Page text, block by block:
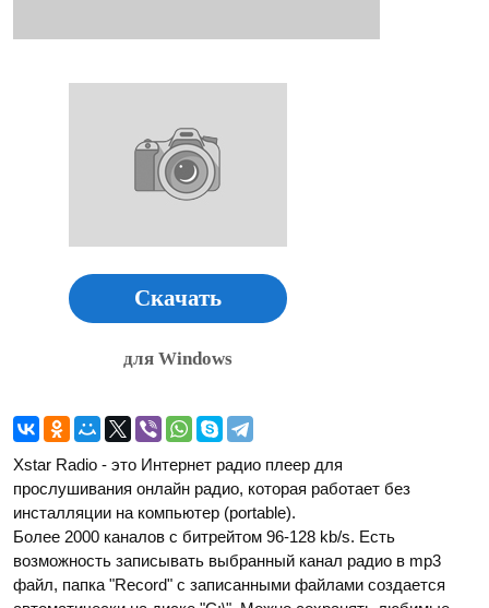
Скачать
для Windows
Xstar Radio - это Интернет радио плеер для
прослушивания онлайн радио, которая работает без
инсталляции на компьютер (portable).
Более 2000 каналов с битрейтом 96-128 kb/s. Есть
возможность записывать выбранный канал радио в mp3
файл, папка "Record" с записанными файлами создается